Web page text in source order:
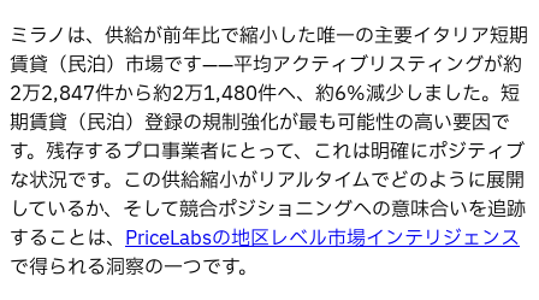
ミラノは、供給が前年比で縮小した唯一の主要イタリア短期
賃貸（民泊）市場です——平均アクティブリスティングが約
2万2,847件から約2万1,480件へ、約6%減少しました。短
期賃貸（民泊）登録の規制強化が最も可能性の高い要因で
す。残存するプロ事業者にとって、これは明確にポジティブ
な状況です。この供給縮小がリアルタイムでどのように展開
しているか、そして競合ポジショニングへの意味合いを追跡
することは、 PriceLabsの地区レベル市場インテリジェンス
で得られる洞察の一つです。